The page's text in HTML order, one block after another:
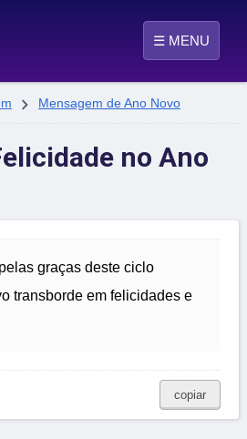
☰ MENU
 Mensagem de Ano Novo
no Ano
graças deste ciclo
transborde em felicidades e
copiar